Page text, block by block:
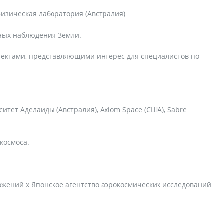
лаборатория (Австралия)
наблюдения Земли.
представляющими интерес для специалистов по
Аделаиды (Австралия), Axiom Space (США), Sabre
x Японское агентство аэрокосмических исследований